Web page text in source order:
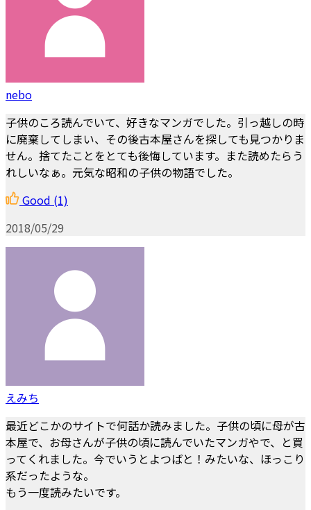
nebo
子供のころ読んでいて、好きなマンガでした。引っ越しの時
に廃棄してしまい、その後古本屋さんを探しても見つかりま
せん。捨てたことをとても後悔しています。また読めたらう
れしいなぁ。元気な昭和の子供の物語でした。
Good (1)
2018/05/29
えみち
最近どこかのサイトで何話か読みました。子供の頃に母が古
本屋で、お母さんが子供の頃に読んでいたマンガやで、と買
ってくれました。今でいうとよつばと！みたいな、ほっこり
系だったような。
もう一度読みたいです。